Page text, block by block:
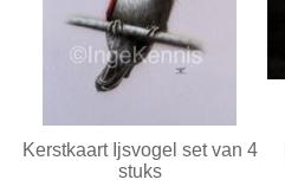
Kerstkaart Ijsvogel set van 4
stuks